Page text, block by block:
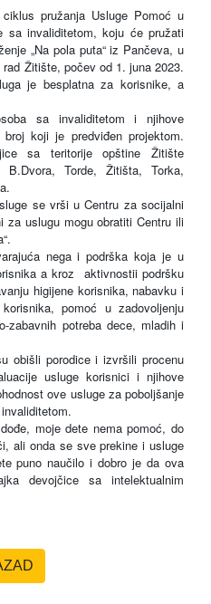
pružanja Usluge Pomoć u
sa invaliditetom, koju će pružati
„Na pola puta“ iz Pančeva, u
Žitište, počev od 1. juna 2023.
je besplatna za korisnike, a
sa invaliditetom i njihove
koji je predviđen projektom.
sa teritorije opštine Žitište
B.Dvora, Torde, Žitišta, Torka,
se vrši u Centru za socijalni
za uslugu mogu obratiti Centru ili
nega i podrška koja je u
a kroz
aktivnostii podršku
higijene korisnika, nabavku i
pomoć u zadovoljenju
zabavnih potreba dece, mladih i
obišli porodice i izvršili procenu
usluge korisnici i njihove
ove usluge za poboljšanje
moje dete nema pomoć, do
ali onda se sve prekine i usluge
puno naučilo i dobro je da ova
devojčice sa intelektualnim